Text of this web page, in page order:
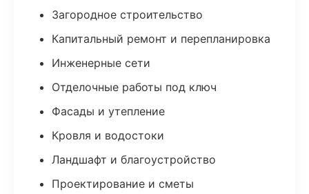
Загородное строительство
Капитальный ремонт и перепланировка
Инженерные сети
Отделочные работы под ключ
Фасады и утепление
Кровля и водостоки
Ландшафт и благоустройство
Проектирование и сметы